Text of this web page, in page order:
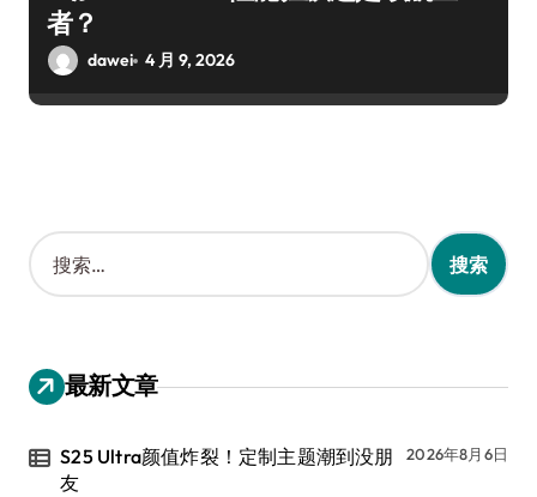
者？
dawei 4 月 9, 2026
搜
索
：
最新文章
S25 Ultra颜值炸裂！定制主题潮到没朋
友
2026年8月6日